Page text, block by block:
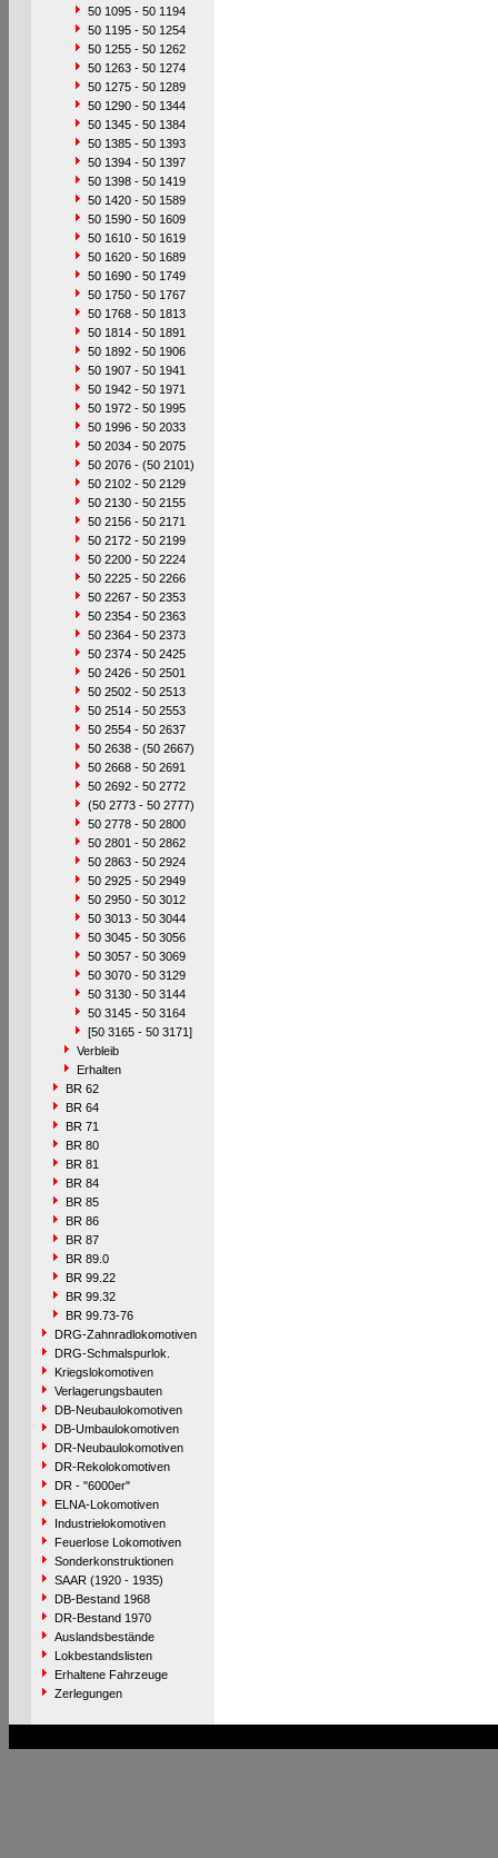
50 1095 - 50 1194
50 1195 - 50 1254
50 1255 - 50 1262
50 1263 - 50 1274
50 1275 - 50 1289
50 1290 - 50 1344
50 1345 - 50 1384
50 1385 - 50 1393
50 1394 - 50 1397
50 1398 - 50 1419
50 1420 - 50 1589
50 1590 - 50 1609
50 1610 - 50 1619
50 1620 - 50 1689
50 1690 - 50 1749
50 1750 - 50 1767
50 1768 - 50 1813
50 1814 - 50 1891
50 1892 - 50 1906
50 1907 - 50 1941
50 1942 - 50 1971
50 1972 - 50 1995
50 1996 - 50 2033
50 2034 - 50 2075
50 2076 - (50 2101)
50 2102 - 50 2129
50 2130 - 50 2155
50 2156 - 50 2171
50 2172 - 50 2199
50 2200 - 50 2224
50 2225 - 50 2266
50 2267 - 50 2353
50 2354 - 50 2363
50 2364 - 50 2373
50 2374 - 50 2425
50 2426 - 50 2501
50 2502 - 50 2513
50 2514 - 50 2553
50 2554 - 50 2637
50 2638 - (50 2667)
50 2668 - 50 2691
50 2692 - 50 2772
(50 2773 - 50 2777)
50 2778 - 50 2800
50 2801 - 50 2862
50 2863 - 50 2924
50 2925 - 50 2949
50 2950 - 50 3012
50 3013 - 50 3044
50 3045 - 50 3056
50 3057 - 50 3069
50 3070 - 50 3129
50 3130 - 50 3144
50 3145 - 50 3164
[50 3165 - 50 3171]
Verbleib
Erhalten
BR 62
BR 64
BR 71
BR 80
BR 81
BR 84
BR 85
BR 86
BR 87
BR 89.0
BR 99.22
BR 99.32
BR 99.73-76
DRG-Zahnradlokomotiven
DRG-Schmalspurlok.
Kriegslokomotiven
Verlagerungsbauten
DB-Neubaulokomotiven
DB-Umbaulokomotiven
DR-Neubaulokomotiven
DR-Rekolokomotiven
DR - "6000er"
ELNA-Lokomotiven
Industrielokomotiven
Feuerlose Lokomotiven
Sonderkonstruktionen
SAAR (1920 - 1935)
DB-Bestand 1968
DR-Bestand 1970
Auslandsbestände
Lokbestandslisten
Erhaltene Fahrzeuge
Zerlegungen